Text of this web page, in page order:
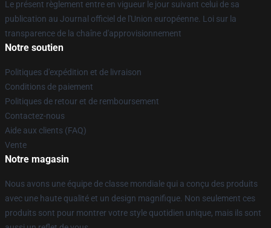
Le présent règlement entre en vigueur le jour suivant celui de sa
publication au Journal officiel de l'Union européenne. Loi sur la
transparence de la chaîne d'approvisionnement
Notre soutien
Politiques d'expédition et de livraison
Conditions de paiement
Politiques de retour et de remboursement
Contactez-nous
Aide aux clients (FAQ)
Vente
Notre magasin
Nous avons une équipe de classe mondiale qui a conçu des produits
avec une haute qualité et un design magnifique. Non seulement ces
produits sont pour montrer votre style quotidien unique, mais ils sont